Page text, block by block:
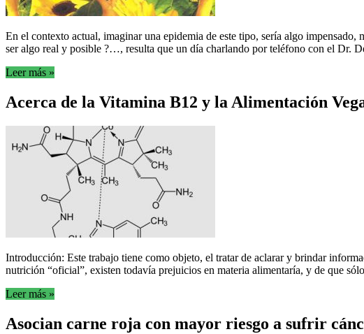
En el contexto actual, imaginar una epidemia de este tipo, sería algo
ser algo real y posible ?…, resulta que un día charlando por teléfono con el Dr.
Leer más »
Acerca de la Vitamina B12 y la Alimentación
Introducción: Este trabajo tiene como objeto, el tratar de aclarar y brindar
nutrición “oficial”, existen todavía prejuicios en materia alimentaría, y de que
Leer más »
Asocian carne roja con mayor riesgo a sufrir